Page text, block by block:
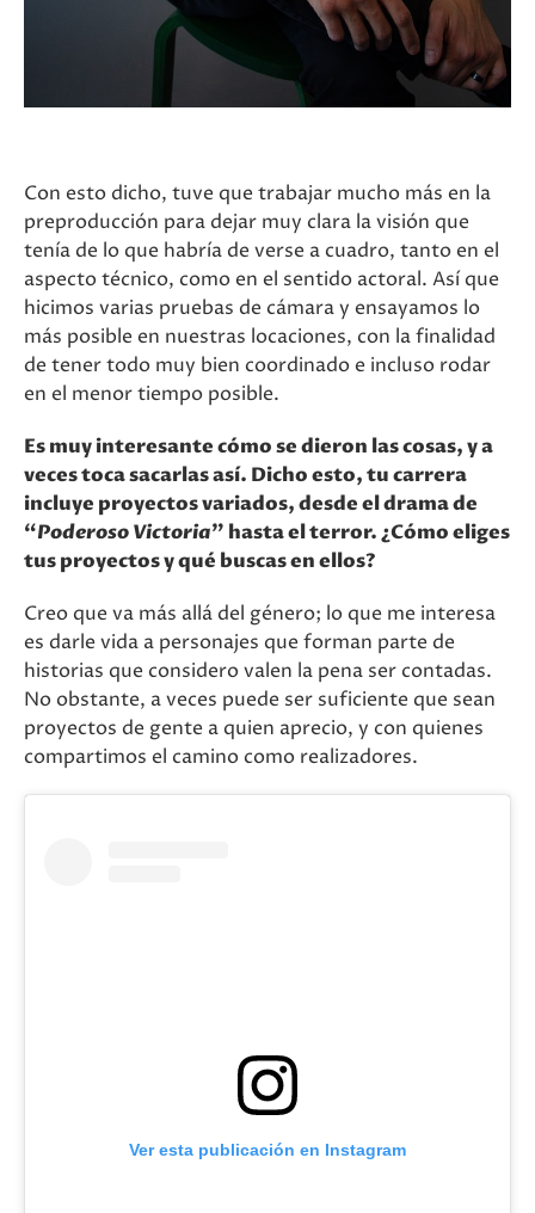
Con esto dicho, tuve que trabajar mucho más en la
preproducción para dejar muy clara la visión que
tenía de lo que habría de verse a cuadro, tanto en el
aspecto técnico, como en el sentido actoral. Así que
hicimos varias pruebas de cámara y ensayamos lo
más posible en nuestras locaciones, con la finalidad
de tener todo muy bien coordinado e incluso rodar
en el menor tiempo posible.
Es muy interesante cómo se dieron las cosas, y a
veces toca sacarlas así. Dicho esto, tu carrera
incluye proyectos variados, desde el drama de
“Poderoso Victoria” hasta el terror. ¿Cómo eliges
tus proyectos y qué buscas en ellos?
Creo que va más allá del género; lo que me interesa
es darle vida a personajes que forman parte de
historias que considero valen la pena ser contadas.
No obstante, a veces puede ser suficiente que sean
proyectos de gente a quien aprecio, y con quienes
compartimos el camino como realizadores.
Ver esta publicación en Instagram